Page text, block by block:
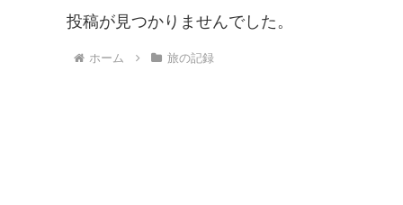
投稿が見つかりませんでした。
ホーム 旅の記録